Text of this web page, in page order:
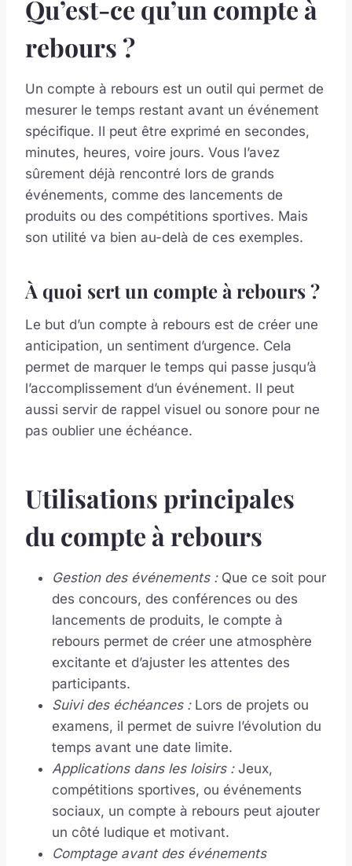
Qu’est-ce qu’un compte à
rebours ?
Un compte à rebours est un outil qui permet de
mesurer le temps restant avant un événement
spécifique. Il peut être exprimé en secondes,
minutes, heures, voire jours. Vous l’avez
sûrement déjà rencontré lors de grands
événements, comme des lancements de
produits ou des compétitions sportives. Mais
son utilité va bien au-delà de ces exemples.
À quoi sert un compte à rebours ?
Le but d’un compte à rebours est de créer une
anticipation, un sentiment d’urgence. Cela
permet de marquer le temps qui passe jusqu’à
l’accomplissement d’un événement. Il peut
aussi servir de rappel visuel ou sonore pour ne
pas oublier une échéance.
Utilisations principales
du compte à rebours
Gestion des événements :Que ce soit pour
des concours, des conférences ou des
lancements de produits, le compte à
rebours permet de créer une atmosphère
excitante et d’ajuster les attentes des
participants.
Suivi des échéances :Lors de projets ou
examens, il permet de suivre l’évolution du
temps avant une date limite.
Applications dans les loisirs :Jeux,
compétitions sportives, ou événements
sociaux, un compte à rebours peut ajouter
un côté ludique et motivant.
Comptage avant des événements